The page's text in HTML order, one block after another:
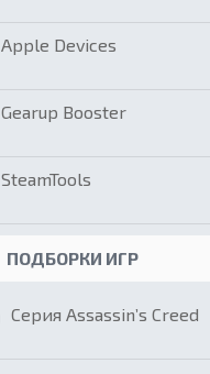
Apple Devices
Gearup Booster
SteamTools
ПОДБОРКИ ИГР
Серия Assassin’s Creed